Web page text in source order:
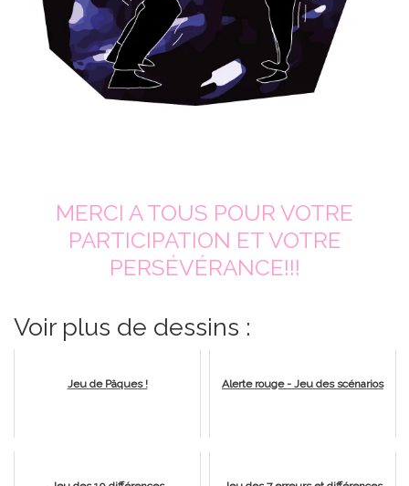
MERCI A TOUS POUR VOTRE
PARTICIPATION ET VOTRE
PERSÉVÉRANCE!!!
Voir plus de dessins :
Jeu de Pâques ! Alerte rouge - Jeu des scénarios